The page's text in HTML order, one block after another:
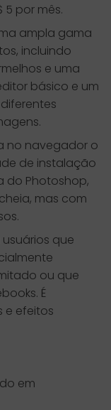
5 por mês.
ampla gama
incluindo
e uma
básico e um
no navegador o
de instalação
do Photoshop,
mas com
que
ou que
É
e efeitos
em